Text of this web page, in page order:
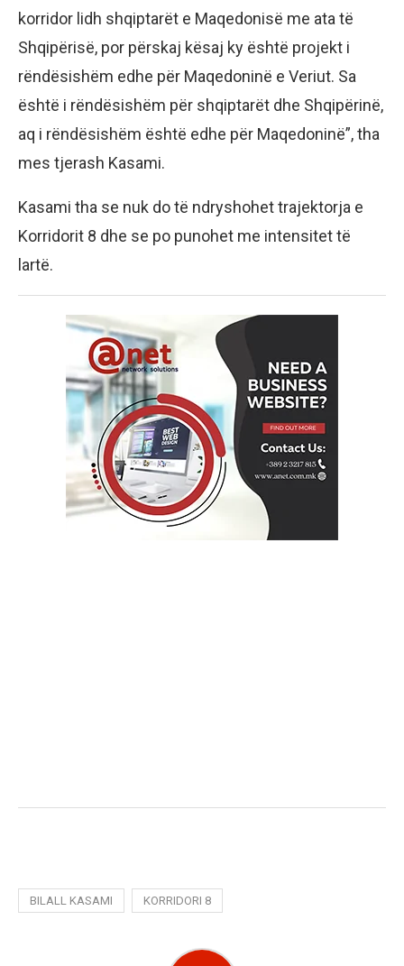
korridor lidh shqiptarët e Maqedonisë me ata të
Shqipërisë, por përskaj kësaj ky është projekt i
rëndësishëm edhe për Maqedoninë e Veriut. Sa
është i rëndësishëm për shqiptarët dhe Shqipërinë,
aq i rëndësishëm është edhe për Maqedoninë”, tha
mes tjerash Kasami.
Kasami tha se nuk do të ndryshohet trajektorja e
Korridorit 8 dhe se po punohet me intensitet të
lartë.
BILALL KASAMI KORRIDORI 8